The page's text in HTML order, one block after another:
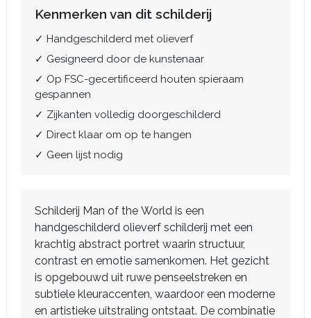
Kenmerken van dit schilderij
✓ Handgeschilderd met olieverf
✓ Gesigneerd door de kunstenaar
✓ Op FSC-gecertificeerd houten spieraam
gespannen
✓ Zijkanten volledig doorgeschilderd
✓ Direct klaar om op te hangen
✓ Geen lijst nodig
Schilderij Man of the World is een
handgeschilderd olieverf schilderij met een
krachtig abstract portret waarin structuur,
contrast en emotie samenkomen. Het gezicht
is opgebouwd uit ruwe penseelstreken en
subtiele kleuraccenten, waardoor een moderne
en artistieke uitstraling ontstaat. De combinatie